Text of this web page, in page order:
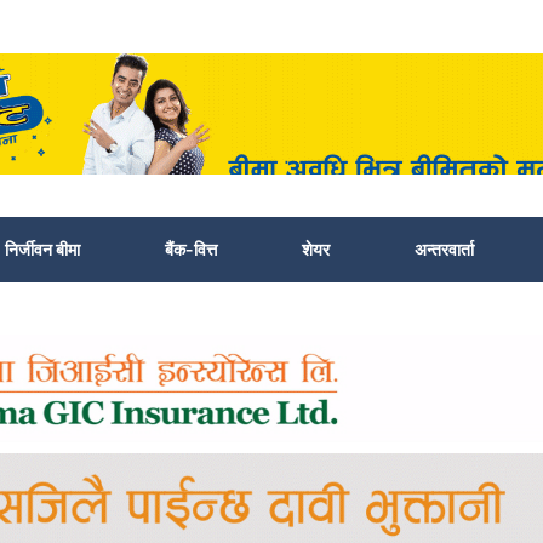
निर्जीवन बीमा बैंक-वित्त शेयर अन्तरवार्ता